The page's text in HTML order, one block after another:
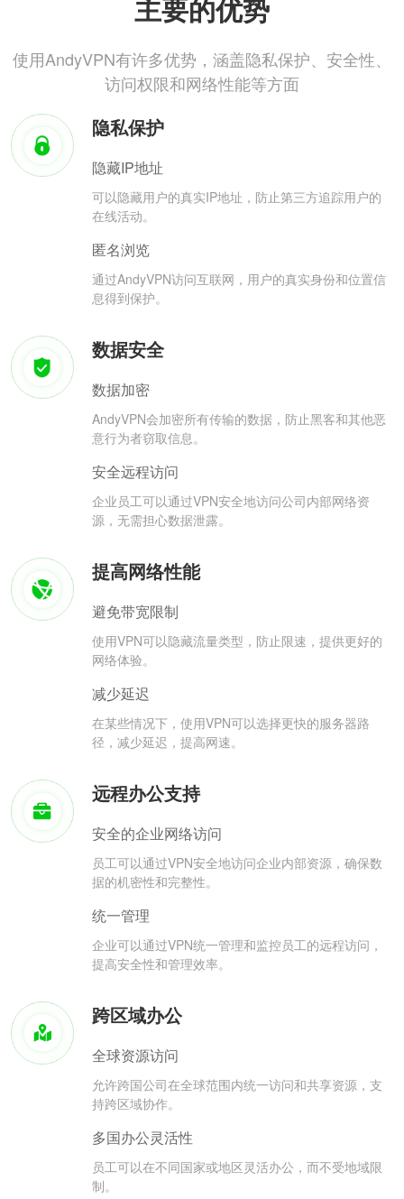
主要的优势
使用AndyVPN有许多优势，涵盖隐私保护、安全性、
访问权限和网络性能等方面
隐私保护
隐藏IP地址
可以隐藏用户的真实IP地址，防止第三方追踪用户的
在线活动。
匿名浏览
通过AndyVPN访问互联网，用户的真实身份和位置信
息得到保护。
数据安全
数据加密
AndyVPN会加密所有传输的数据，防止黑客和其他恶
意行为者窃取信息。
安全远程访问
企业员工可以通过VPN安全地访问公司内部网络资
源，无需担心数据泄露。
提高网络性能
避免带宽限制
使用VPN可以隐藏流量类型，防止限速，提供更好的
网络体验。
减少延迟
在某些情况下，使用VPN可以选择更快的服务器路
径，减少延迟，提高网速。
远程办公支持
安全的企业网络访问
员工可以通过VPN安全地访问企业内部资源，确保数
据的机密性和完整性。
统一管理
企业可以通过VPN统一管理和监控员工的远程访问，
提高安全性和管理效率。
跨区域办公
全球资源访问
允许跨国公司在全球范围内统一访问和共享资源，支
持跨区域协作。
多国办公灵活性
员工可以在不同国家或地区灵活办公，而不受地域限
制。